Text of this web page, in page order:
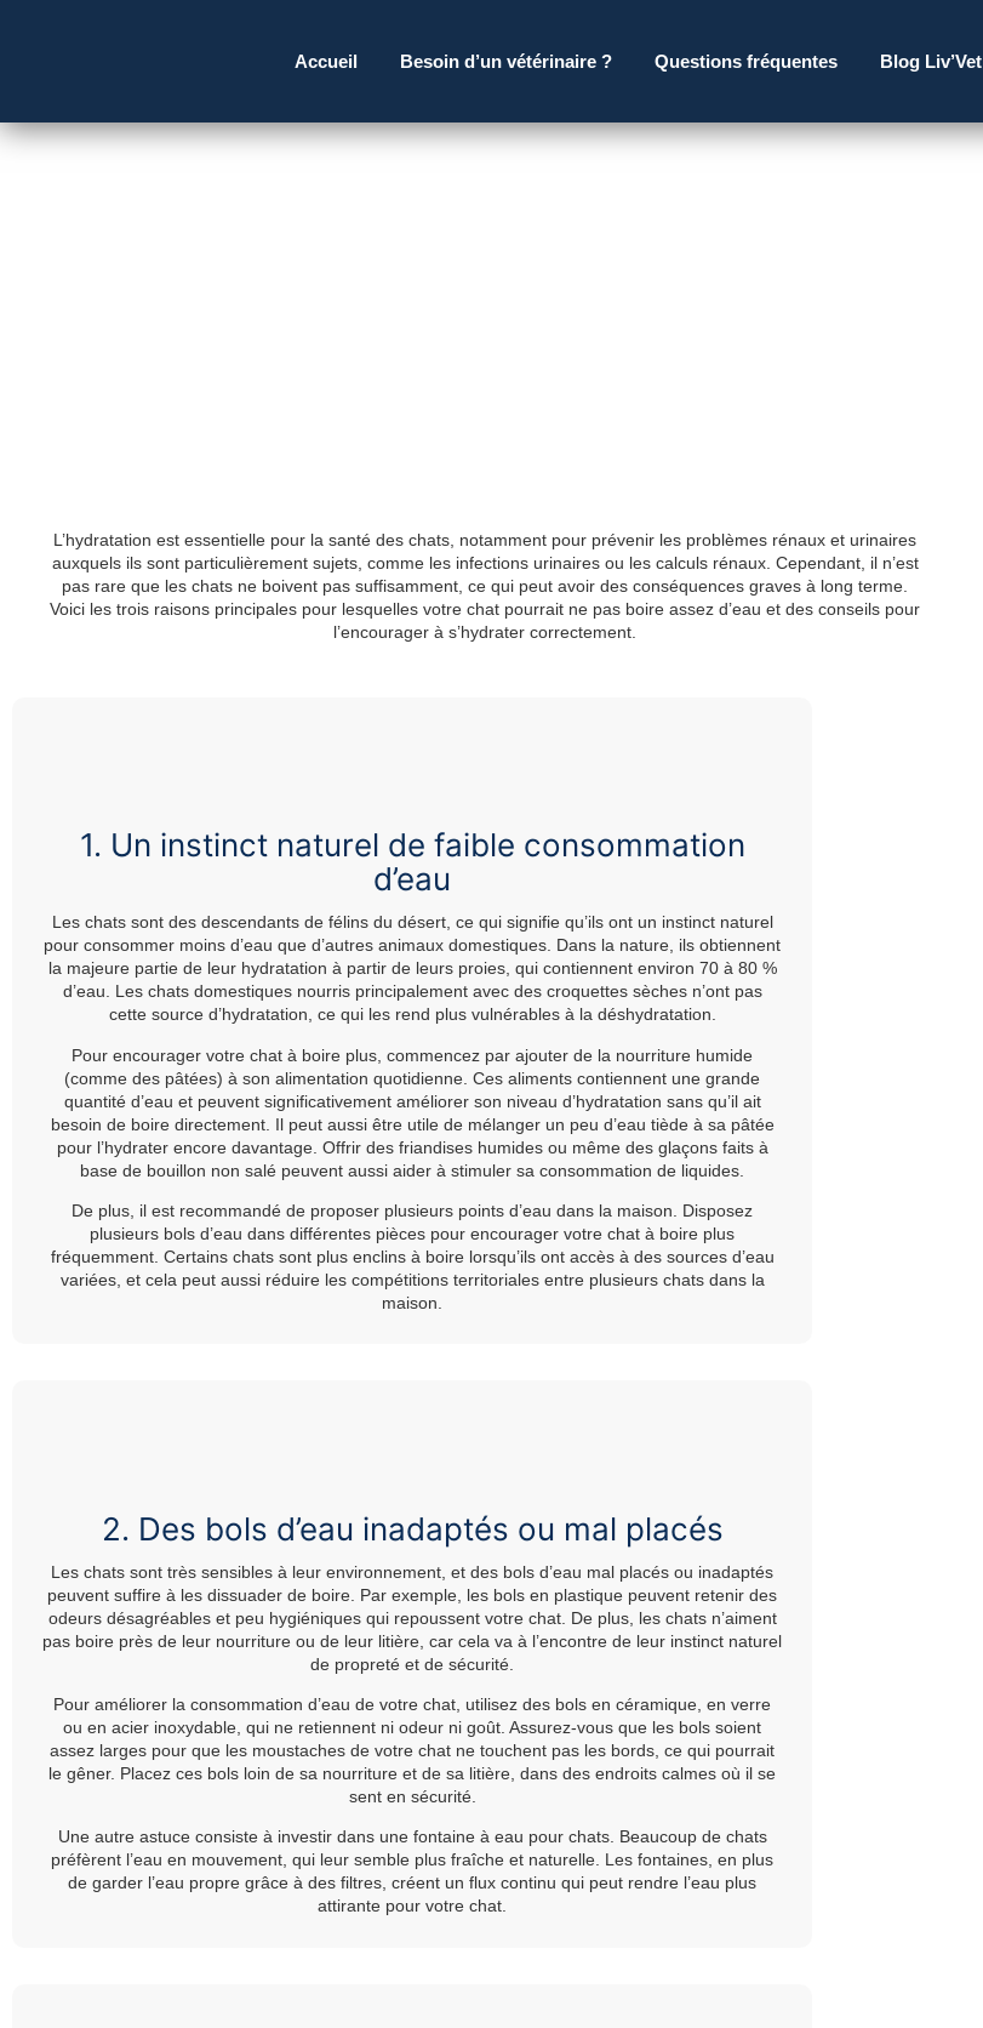
Accueil Besoin d’un vétérinaire ? Questions fréquentes Blog Liv’Vet
L’hydratation est essentielle pour la santé des chats, notamment pour prévenir les problèmes rénaux et urinaires
auxquels ils sont particulièrement sujets, comme les infections urinaires ou les calculs rénaux. Cependant, il n’est
pas rare que les chats ne boivent pas suffisamment, ce qui peut avoir des conséquences graves à long terme.
Voici les trois raisons principales pour lesquelles votre chat pourrait ne pas boire assez d’eau et des conseils pour
l’encourager à s’hydrater correctement.
1. Un instinct naturel de faible consommation
d’eau
Les chats sont des descendants de félins du désert, ce qui signifie qu’ils ont un instinct naturel
pour consommer moins d’eau que d’autres animaux domestiques. Dans la nature, ils obtiennent
la majeure partie de leur hydratation à partir de leurs proies, qui contiennent environ 70 à 80 %
d’eau. Les chats domestiques nourris principalement avec des croquettes sèches n’ont pas
cette source d’hydratation, ce qui les rend plus vulnérables à la déshydratation.
Pour encourager votre chat à boire plus, commencez par ajouter de la nourriture humide
(comme des pâtées) à son alimentation quotidienne. Ces aliments contiennent une grande
quantité d’eau et peuvent significativement améliorer son niveau d’hydratation sans qu’il ait
besoin de boire directement. Il peut aussi être utile de mélanger un peu d’eau tiède à sa pâtée
pour l’hydrater encore davantage. Offrir des friandises humides ou même des glaçons faits à
base de bouillon non salé peuvent aussi aider à stimuler sa consommation de liquides.
De plus, il est recommandé de proposer plusieurs points d’eau dans la maison. Disposez
plusieurs bols d’eau dans différentes pièces pour encourager votre chat à boire plus
fréquemment. Certains chats sont plus enclins à boire lorsqu’ils ont accès à des sources d’eau
variées, et cela peut aussi réduire les compétitions territoriales entre plusieurs chats dans la
maison.
2. Des bols d’eau inadaptés ou mal placés
Les chats sont très sensibles à leur environnement, et des bols d’eau mal placés ou inadaptés
peuvent suffire à les dissuader de boire. Par exemple, les bols en plastique peuvent retenir des
odeurs désagréables et peu hygiéniques qui repoussent votre chat. De plus, les chats n’aiment
pas boire près de leur nourriture ou de leur litière, car cela va à l’encontre de leur instinct naturel
de propreté et de sécurité.
Pour améliorer la consommation d’eau de votre chat, utilisez des bols en céramique, en verre
ou en acier inoxydable, qui ne retiennent ni odeur ni goût. Assurez-vous que les bols soient
assez larges pour que les moustaches de votre chat ne touchent pas les bords, ce qui pourrait
le gêner. Placez ces bols loin de sa nourriture et de sa litière, dans des endroits calmes où il se
sent en sécurité.
Une autre astuce consiste à investir dans une fontaine à eau pour chats. Beaucoup de chats
préfèrent l’eau en mouvement, qui leur semble plus fraîche et naturelle. Les fontaines, en plus
de garder l’eau propre grâce à des filtres, créent un flux continu qui peut rendre l’eau plus
attirante pour votre chat.